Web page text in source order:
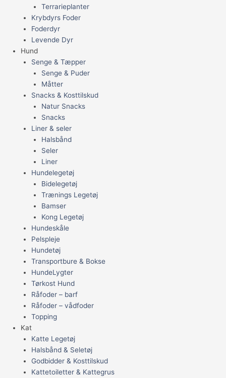
Terrarieplanter
Krybdyrs Foder
Foderdyr
Levende Dyr
Hund
Senge & Tæpper
Senge & Puder
Måtter
Snacks & Kosttilskud
Natur Snacks
Snacks
Liner & seler
Halsbånd
Seler
Liner
Hundelegetøj
Bidelegetøj
Trænings Legetøj
Bamser
Kong Legetøj
Hundeskåle
Pelspleje
Hundetøj
Transportbure & Bokse
HundeLygter
Tørkost Hund
Råfoder – barf
Råfoder – vådfoder
Topping
Kat
Katte Legetøj
Halsbånd & Seletøj
Godbidder & Kosttilskud
Kattetoiletter & Kattegrus